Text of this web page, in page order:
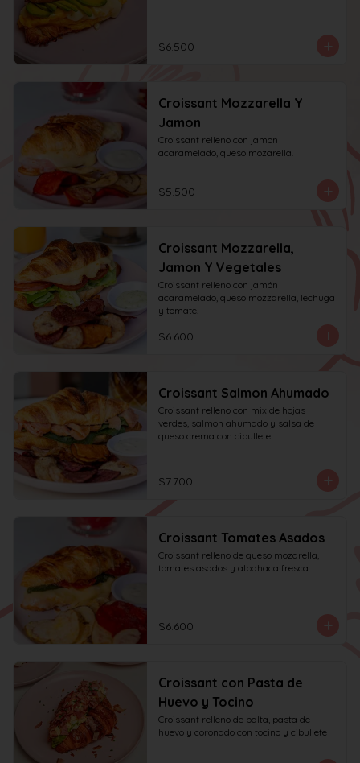
$6.500
Croissant Mozzarella Y
Jamon
Croissant relleno con jamon
acaramelado, queso mozarella.
$5.500
Croissant Mozzarella,
Jamon Y Vegetales
Croissant relleno con jamón
acaramelado, queso mozzarella, lechuga
y tomate.
$6.600
Croissant Salmon Ahumado
Croissant relleno con mix de hojas
verdes, salmon ahumado y salsa de
queso crema con cibullete.
$7.700
Croissant Tomates Asados
Croissant relleno de queso mozarella,
tomates asados y albahaca fresca.
$6.600
Croissant con Pasta de
Huevo y Tocino
Croissant relleno de palta, pasta de
huevo y coronado con tocino y cibullete